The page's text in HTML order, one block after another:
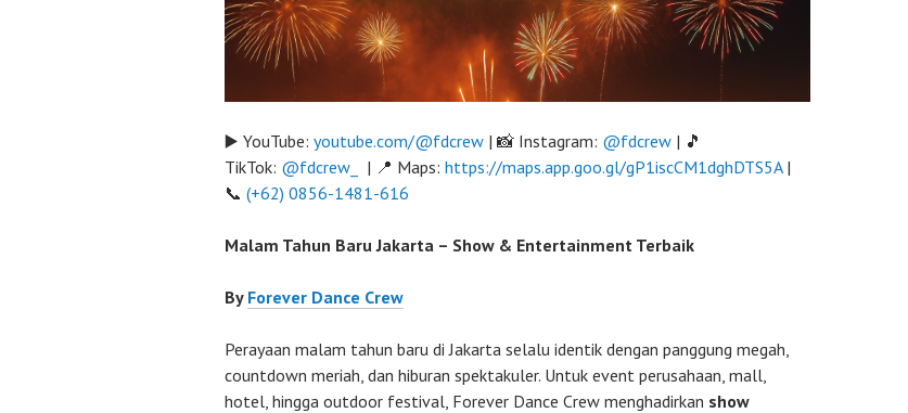
▶️ YouTube: youtube.com/@fdcrew | 📸 Instagram: @fdcrew | 🎵
TikTok: @fdcrew_ | 📍 Maps: https://maps.app.goo.gl/gP1iscCM1dghDTS5A|
📞 (+62) 0856-1481-616
Malam Tahun Baru Jakarta – Show & Entertainment Terbaik
By Forever Dance Crew
Perayaan malam tahun baru di Jakarta selalu identik dengan panggung megah,
countdown meriah, dan hiburan spektakuler. Untuk event perusahaan, mall,
hotel, hingga outdoor festival, Forever Dance Crew menghadirkan show